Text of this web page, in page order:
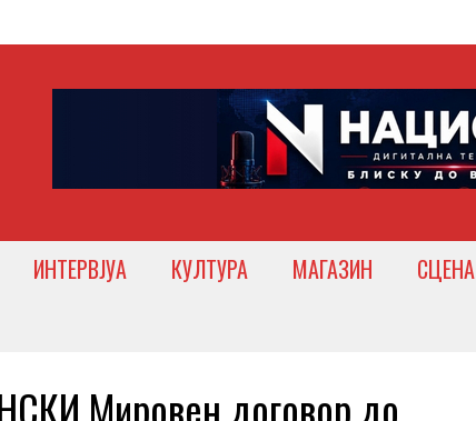
ИНТЕРВЈУА КУЛТУРА МАГАЗИН СЦЕНА
Мировен договор до